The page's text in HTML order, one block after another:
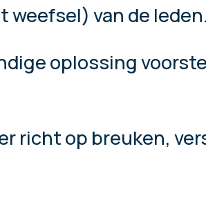
weefsel) van de leden.
oplossing
richt op breuken,